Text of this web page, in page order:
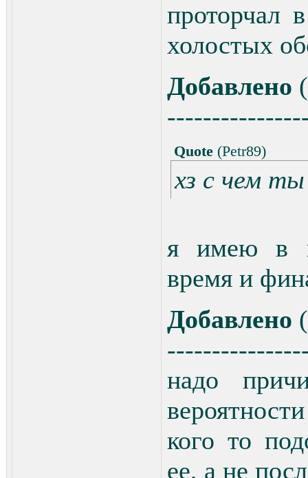
проторчал
холостых
Добавлено
Quote (Petr89)
хз с чем ты
я имею в
время и
Добавлено
надо
кого то
ее, а не